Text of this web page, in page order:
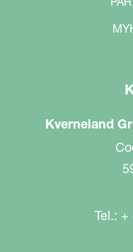
Kverneland
Tel.: